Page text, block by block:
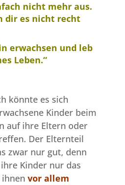
nicht mehr aus.
dir es nicht recht
erwachsen und leb
Leben.“
könnte es sich
Kinder beim
auf ihre Eltern oder
Der Elternteil
zwar nur gut, denn
Kinder nur das
vor allem